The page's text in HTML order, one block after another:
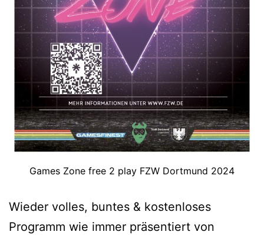
Games Zone free 2 play FZW Dortmund 2024
Wieder volles, buntes & kostenloses
Programm wie immer präsentiert von